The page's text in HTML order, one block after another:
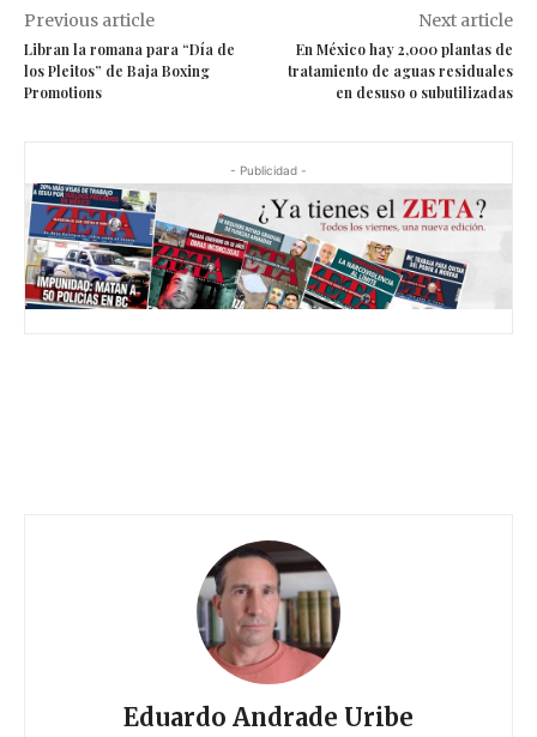
Previous article
Libran la romana para “Día de
los Pleitos” de Baja Boxing
Promotions
Next article
En México hay 2,000 plantas de
tratamiento de aguas residuales
en desuso o subutilizadas
- Publicidad -
Eduardo Andrade Uribe